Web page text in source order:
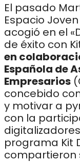
El pasado
Espacio
acogió en el
de éxito con
en
Española de
Empresarios
concebido
y motivar a
con la
programa Kit
compartieron